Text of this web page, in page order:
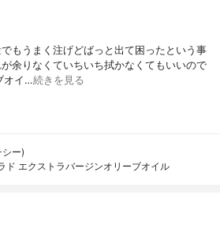
もうまく注げどばっと出て困ったという事
余りなくていちいち拭かなくてもいいので
オイ…続きを見る
ー)
ド エクストラバージンオリーブオイル